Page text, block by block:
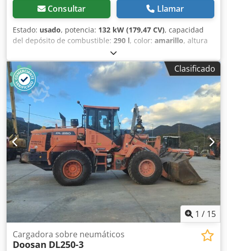
Consultar Llamar
Estado: usado, potencia: 132 kW (179,47 CV), capacidad
del depósito de combustible: 290 l, color: amarillo, altura
, Año de fabricación:
de funcionamiento:3.443 h, Año de fabricación: 2021 Peso
en vacío: 14.255 kg Capacidad de carga: 4.691 kg PBV:
18.946 kg Dimensiones (lxanxal): 707 x 248 x 336 cm
Ubicación: San Sebastián (Guipúzcoa) Pala Cargadora JCB
427 HT S5 de segunda mano operativa y en perfecto
estado de funcionamiento. Esta máquina permite realizar
todo tipo de trabajos de movimiento de tierras tanto para
trabajos grandes como en obras pequeñas. Capacidad:
2.500 l Tipología: Ruedas Enganche: Volvo Hidráulico CE
Dkjdswk Hglopfx Amxsr
Clasificado
1 / 15
Cargadora sobre neumáticos
Doosan DL250-3